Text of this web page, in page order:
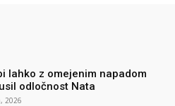
lahko z omejenim napadom
odločnost Nata
2026